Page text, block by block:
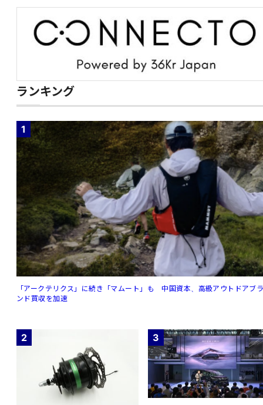
ランキング
1
「アークテリクス」に続き「マムート」も 中国資本、高級アウトドアブ
ンド買収を加速
2 3